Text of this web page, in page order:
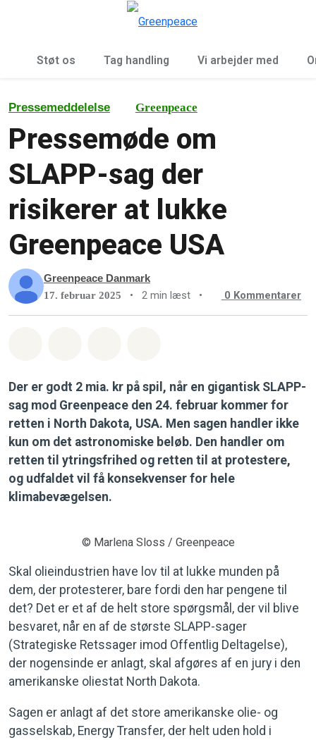
Støt os Tag handling Vi arbejder med
Pressemeddelelse Greenpeace
Pressemøde om
SLAPP-sag der
risikerer at lukke
Greenpeace USA
Greenpeace Danmark
17. februar 2025 • 2 min læst • 0 Kommentarer
Der er godt 2 mia. kr på spil, når en gigantisk SLAPP-
sag mod Greenpeace den 24. februar kommer for
retten i North Dakota, USA. Men sagen handler ikke
kun om det astronomiske beløb. Den handler om
retten til ytringsfrihed og retten til at protestere,
og udfaldet vil få konsekvenser for hele
klimabevægelsen.
© Marlena Sloss / Greenpeace
Skal olieindustrien have lov til at lukke munden på
dem, der protesterer, bare fordi den har pengene til
det? Det er et af de helt store spørgsmål, der vil blive
besvaret, når en af de største SLAPP-sager
(Strategiske Retssager imod Offentlig Deltagelse),
der nogensinde er anlagt, skal afgøres af en jury i den
amerikanske oliestat North Dakota.
Sagen er anlagt af det store amerikanske olie- og
gasselskab, Energy Transfer, der helt uden hold i